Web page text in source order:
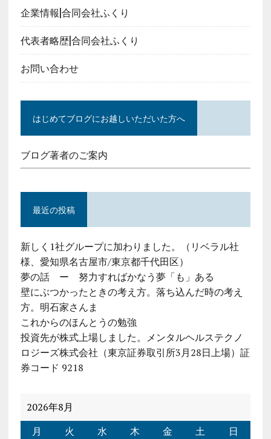
企業情報|合同会社ふくり
代表者略歴|合同会社ふくり
お問い合わせ
はじめてブログにお越しいただいた方へ
ブログ著者のご案内
最近の投稿
新しく1社グループに加わりました。（リベラル社
様、愛知県名古屋市/東京都千代田区）
夢の話 ー 努力すればかなう夢「も」ある
壁にぶつかったときの考え方。落ち込んだ時の考え
方。明石家さんま
これからのほんとうの勉強
投資先が株式上場しました。メンタルヘルステクノ
ロジーズ株式会社（東京証券取引所3月28日上場）証
券コード 9218
2026年8月
月
火 水 木 金 土 日